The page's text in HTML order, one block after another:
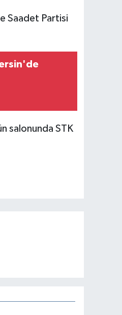
Saadet Partisi
salonunda STK